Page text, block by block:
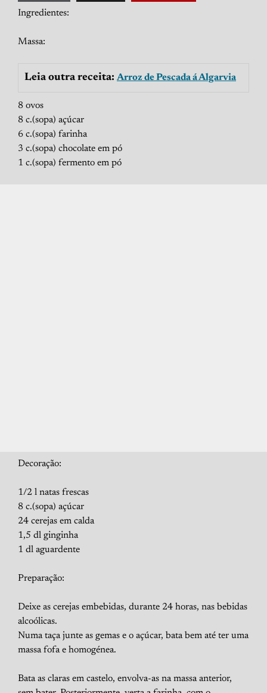
Ingredientes:
Massa:
Leia outra receita: Arroz de Pescada á Algarvia
8 ovos
8 c.(sopa) açúcar
6 c.(sopa) farinha
3 c.(sopa) chocolate em pó
1 c.(sopa) fermento em pó
Decoração:
1/2 l natas frescas
8 c.(sopa) açúcar
24 cerejas em calda
1,5 dl ginginha
1 dl aguardente
Preparação:
Deixe as cerejas embebidas, durante 24 horas, nas bebidas
alcoólicas.
Numa taça junte as gemas e o açúcar, bata bem até ter uma
massa fofa e homogénea.
Bata as claras em castelo, envolva-as na massa anterior,